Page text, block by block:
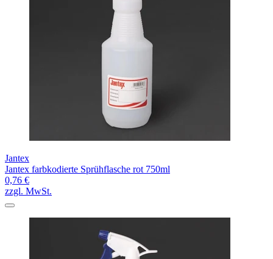
Jantex
Jantex farbkodierte Sprühflasche rot 750ml
0,76 €
zzgl. MwSt.